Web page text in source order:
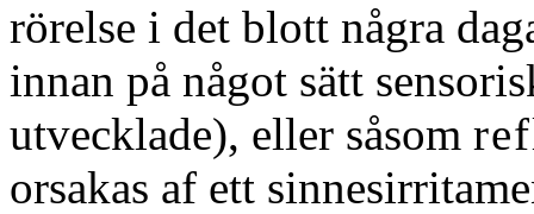
rörelse i det blott några
innan på något sätt
utvecklade), eller såsom
orsakas af ett